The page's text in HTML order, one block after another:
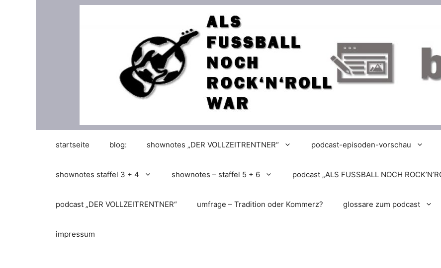
startseite blog: shownotes „DER VOLLZEITRENTNER“ podcast-episoden-vorschau
shownotes staffel 3 + 4 shownotes – staffel 5 + 6 podcast „ALS FUSSBALL NOCH
podcast „DER VOLLZEITRENTNER“ umfrage – Tradition oder Kommerz? glossare zum podcast
impressum